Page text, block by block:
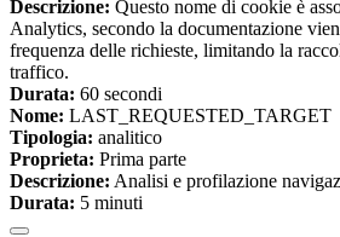
Descrizione: Questo nome di cookie è
Analytics, secondo la documentazione
frequenza delle richieste, limitando la
traffico.
Durata: 60 secondi
Nome: LAST_REQUESTED_TARGET
Tipologia: analitico
Proprieta: Prima parte
Descrizione: Analisi e profilazione
Durata: 5 minuti